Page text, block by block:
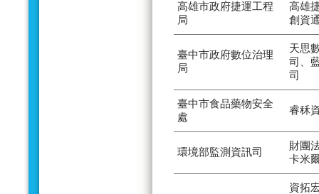
高雄市政府捷運工程
局
高雄
創資
臺中市政府數位治理
局
天思
司、
司
臺中市食品藥物安全
處
睿秝
環境部監測資訊司
財團
卡米
資拓